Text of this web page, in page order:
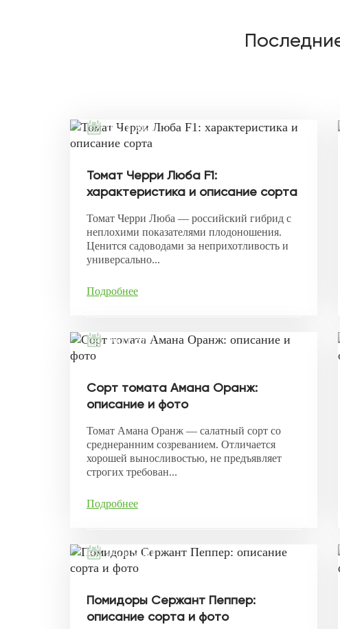
08.11.2021
Томат Черри Люба F1:
характеристика и описание сорта
Томат Черри Люба — российский гибрид с
неплохими показателями плодоношения.
Ценится садоводами за неприхотливость и
универсально...
Подробнее
06.11.2021
Сорт томата Амана Оранж:
описание и фото
Томат Амана Оранж — салатный сорт со
среднеранним созреванием. Отличается
хорошей выносливостью, не предъявляет
строгих требован...
Подробнее
04.11.2021
Помидоры Сержант Пеппер:
описание сорта и фото